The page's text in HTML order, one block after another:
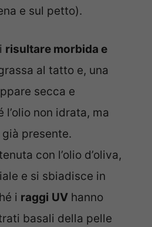
e sul petto).
risultare morbida e
al tatto e, una
secca e
non idrata, ma
presente.
con l’olio d’oliva,
e si sbiadisce in
i raggi UV hanno
basali della pelle